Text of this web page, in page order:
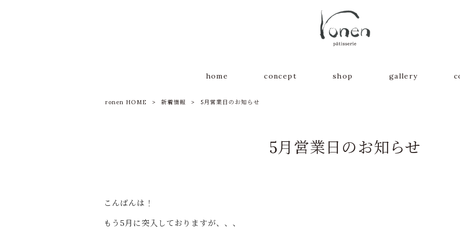
home concept shop gallery
ronen HOME > 新着情報 > 5月営業日のお知らせ
5月営業日のお知らせ
こんばんは！
もう5月に突入しておりますが、、、